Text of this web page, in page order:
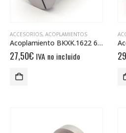
ACCESORIOS, ACOPLAMIENTOS
Acoplamiento BKXK.1622 6/6
27,50€ IVA no incluido